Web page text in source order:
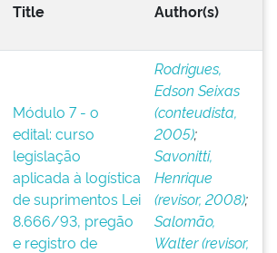
Title Author(s)
Módulo 7 - o
edital: curso
legislação
aplicada à logística
de suprimentos Lei
8.666/93, pregão
e registro de
Rodrigues,
Edson Seixas
(conteudista,
2005);
Savonitti,
Henrique
(revisor, 2008);
Salomão,
Walter (revisor,